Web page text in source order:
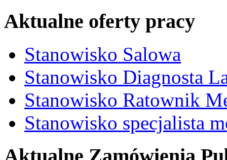
Aktualne oferty pracy
Stanowisko Salowa
Stanowisko Diagnosta
Stanowisko Ratownik
Stanowisko specjalista